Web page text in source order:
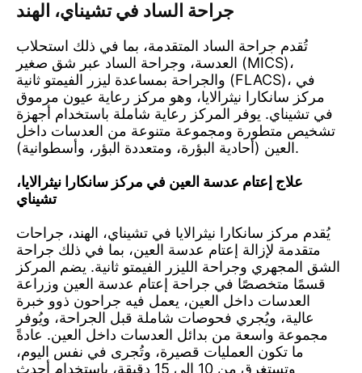
جراحة الساد في تشيناي، الهند
تُقدم جراحة الساد المتقدمة، بما في ذلك استحلاب
العدسة، وجراحة الساد عبر شق صغير (MICS)،
والجراحة بمساعدة ليزر الفيمتو ثانية (FLACS)، في
مركز سانكارا نيثرالايا، وهو مركز رعاية عيون مرموق
في تشيناي. يوفر المركز رعاية شاملة باستخدام أجهزة
تشخيص متطورة ومجموعة متنوعة من العدسات داخل
العين (أحادية البؤرة، ومتعددة البؤر، وأسطوانية).
علاج إعتام عدسة العين في مركز سانكارا نيثرالايا،
تشيناي
يُقدم مركز سانكارا نيثرالايا في تشيناي، الهند، جراحات
متقدمة لإزالة إعتام عدسة العين، بما في ذلك جراحة
الشق المجهري وجراحة الليزر الفيمتو ثانية. يضم المركز
قسمًا متخصصًا في جراحة إعتام عدسة العين وزراعة
العدسات داخل العين، يعمل فيه جراحون ذوو خبرة
عالية، ويُجري فحوصات شاملة قبل الجراحة، ويُوفر
مجموعة واسعة من بدائل العدسات داخل العين. عادةً
ما تكون العمليات قصيرة، وتُجرى في نفس اليوم،
وتستغرق من 10 إلى 15 دقيقة، باستخدام أحدث